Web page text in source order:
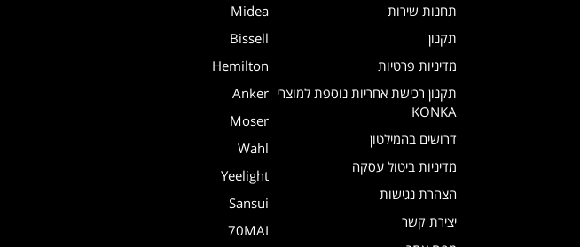
תחנות שירות
תקנון
מדיניות פרטיות
תקנון רכישת אחריות נוספת למוצרי
KONKA
דרושים בהמילטון
מדיניות ביטול עסקה
הצהרת נגישות
יצירת קשר
Midea
Bissell
Hemilton
Anker
Moser
Wahl
Yeelight
Sansui
70MAI